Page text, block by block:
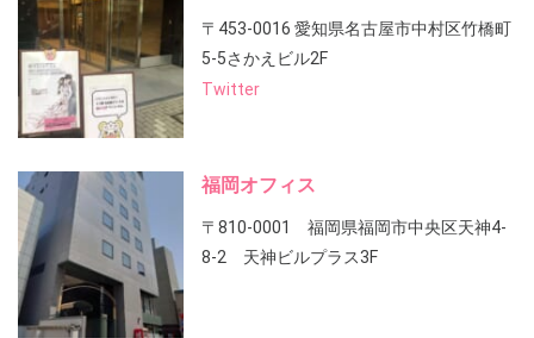
〒453-0016 愛知県名古屋市中村区竹橋町
5-5さかえビル2F
Twitter
福岡オフィス
〒810-0001 福岡県福岡市中央区天神4-
8-2 天神ビルプラス3F